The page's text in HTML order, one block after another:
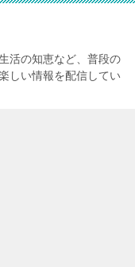
活の知恵など、普段の
しい情報を配信してい